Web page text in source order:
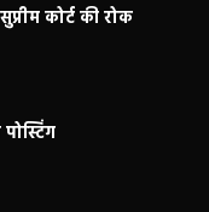
कोर्ट की रोक